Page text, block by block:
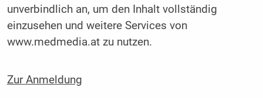
unverbindlich an, um den Inhalt vollständig
einzusehen und weitere Services von
www.medmedia.at zu nutzen.
Zur Anmeldung